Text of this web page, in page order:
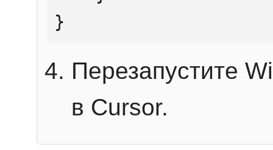
}
Перезапустите
в Cursor.